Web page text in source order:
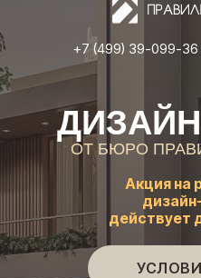
ОТ БЮРО
+7 (499) 39-099-36
Акция на
действует